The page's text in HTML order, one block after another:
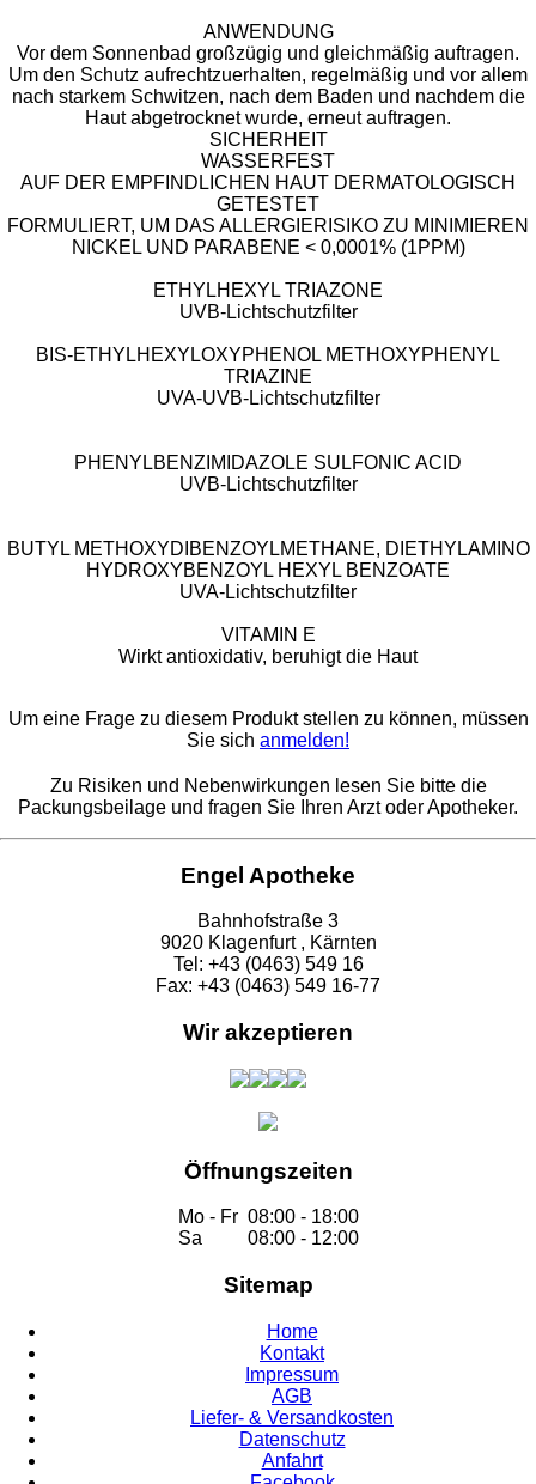
ANWENDUNG
​Vor dem Sonnenbad großzügig und gleichmäßig auftragen.
Um den Schutz aufrechtzuerhalten, regelmäßig und vor allem
nach starkem Schwitzen, nach dem Baden und nachdem die
Haut abgetrocknet wurde, erneut auftragen.
SICHERHEIT
WASSERFEST
AUF DER EMPFINDLICHEN HAUT DERMATOLOGISCH
GETESTET
FORMULIERT, UM DAS ALLERGIERISIKO ZU MINIMIEREN
NICKEL UND PARABENE < 0,0001% (1PPM)
ETHYLHEXYL TRIAZONE
UVB-Lichtschutzfilter
BIS-ETHYLHEXYLOXYPHENOL METHOXYPHENYL
TRIAZINE
UVA-UVB-Lichtschutzfilter
PHENYLBENZIMIDAZOLE SULFONIC ACID
UVB-Lichtschutzfilter
BUTYL METHOXYDIBENZOYLMETHANE, DIETHYLAMINO
HYDROXYBENZOYL HEXYL BENZOATE
UVA-Lichtschutzfilter
VITAMIN E
Wirkt antioxidativ, beruhigt die Haut
Um eine Frage zu diesem Produkt stellen zu können, müssen
Sie sich anmelden!
Zu Risiken und Nebenwirkungen lesen Sie bitte die
Packungsbeilage und fragen Sie Ihren Arzt oder Apotheker.
Engel Apotheke
Bahnhofstraße 3
9020 Klagenfurt , Kärnten
Tel: +43 (0463) 549 16
Fax: +43 (0463) 549 16-77
Wir akzeptieren
Öffnungszeiten
Mo - Fr 08:00 - 18:00
Sa
08:00 - 12:00
Sitemap
Home
Kontakt
Impressum
AGB
Liefer- & Versandkosten
Datenschutz
Anfahrt